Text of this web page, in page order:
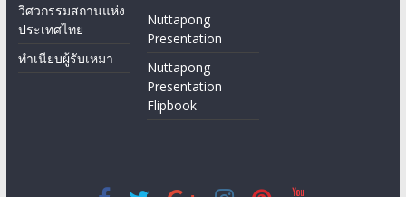
วิศวกรรมสถานแห่ง
ประเทศไทย
ทำเนียบผู้รับเหมา
Nuttapong
Presentation
Nuttapong
Presentation
Flipbook